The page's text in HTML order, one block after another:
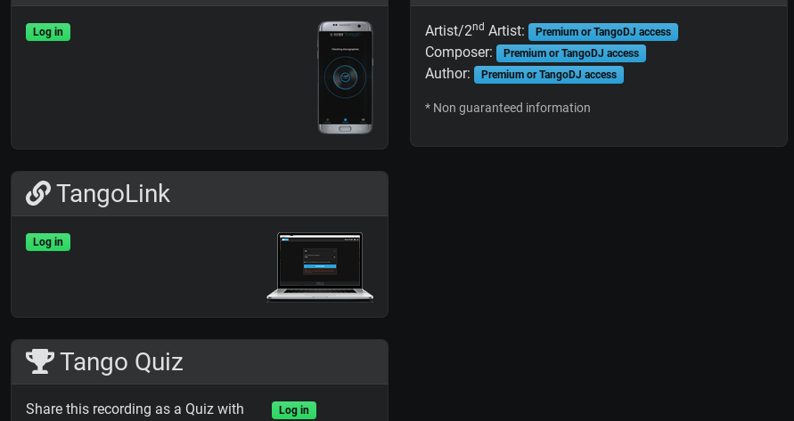
Log in
TangoLink
Log in
Tango Quiz
Share this recording as a Quiz with
Log in
Artist/2nd Artist: Premium or TangoDJ access
Composer: Premium or TangoDJ access
Author: Premium or TangoDJ access
* Non guaranteed information